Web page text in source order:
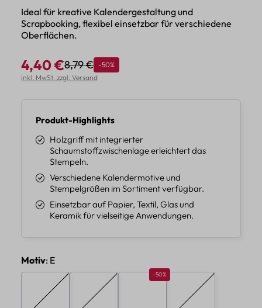
Ideal für kreative Kalendergestaltung und
Scrapbooking, flexibel einsetzbar für verschiedene
Oberflächen.
Verkaufspreis:
4,40 €Regulärer Preis:
8,79 € Rabatt
-50%
inkl. MwSt. zzgl. Versand
Produkt-Highlights
Holzgriff mit integrierter
Schaumstoffzwischenlage erleichtert das
Stempeln.
Verschiedene Kalendermotive und
Stempelgrößen im Sortiment verfügbar.
Einsetzbar auf Papier, Textil, Glas und
Keramik für vielseitige Anwendungen.
Motivauswählen
: E
(Diese Option ist zurzeit nicht verfügbar.)
(Diese Option ist zurzeit nicht verfügbar.)
Rabatt 50%
-50%